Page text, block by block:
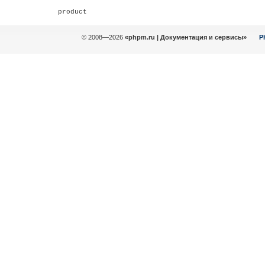
© 2008—2026 «phpm.ru | Документация и сервисы»